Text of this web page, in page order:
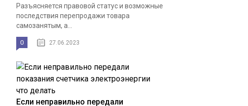
Разъясняется правовой статус и возможные
последствия перепродажи товара
самозанятым, а...
0 27.06.2023
Если неправильно передали